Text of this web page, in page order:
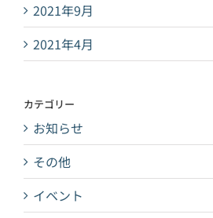
2021年9月
2021年4月
カテゴリー
お知らせ
その他
イベント